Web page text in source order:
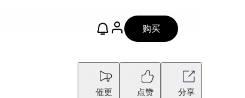
购买
催更 点赞 分享